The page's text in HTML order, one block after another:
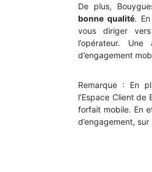
De plus,
bonne qualité.
vous diriger
l’opérateur.
d’engagement
Remarque : En
l’Espace Client
forfait mobile. En
d’engagement,